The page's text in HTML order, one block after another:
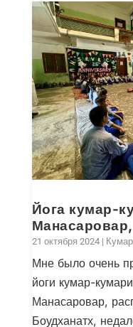
Йога кумар-
21 октября 2024|
Мне было очень
йоги кумар-
Манасаровар,
Боудханатх,